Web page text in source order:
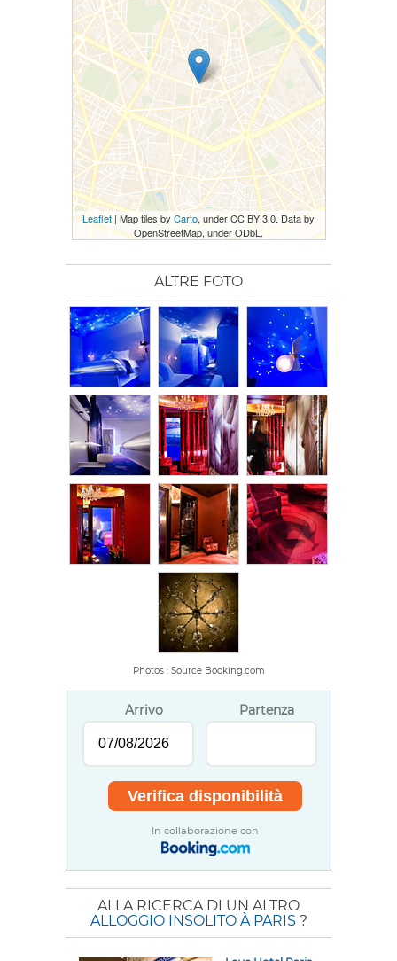
Leaflet | Map tiles byCarto, under CC BY 3.0. Data by
OpenStreetMap, under ODbL.
ALTRE FOTO
Photos : Source Booking.com
Arrivo Partenza
In collaborazione con
ALLA RICERCA DI UN ALTRO
ALLOGGIO INSOLITO À PARIS ?